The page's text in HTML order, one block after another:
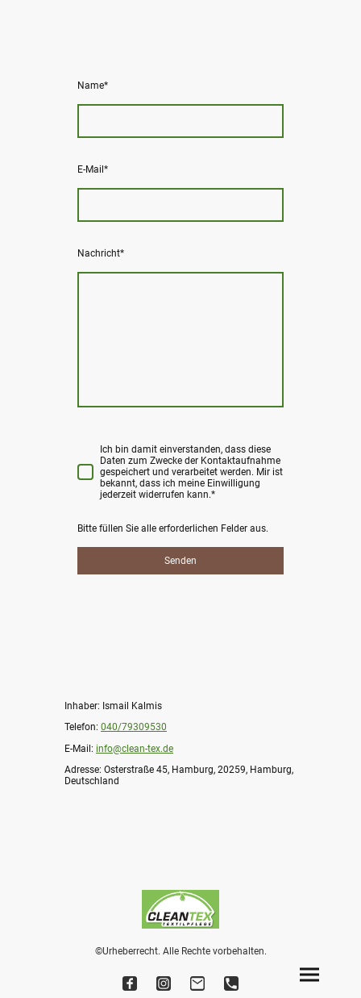
Name*
E-Mail *
Nachricht*
Ich bin damit einverstanden, dass diese
Daten zum Zwecke der Kontaktaufnahme
gespeichert und verarbeitet werden. Mir ist
bekannt, dass ich meine Einwilligung
jederzeit widerrufen kann.*
Bitte füllen Sie alle erforderlichen Felder aus.
Senden
Inhaber: Ismail Kalmis
Telefon: 040/79309530
E-Mail: info@clean-tex.de
Adresse: Osterstraße 45, Hamburg, 20259, Hamburg,
Deutschland
©Urheberrecht. Alle Rechte vorbehalten.